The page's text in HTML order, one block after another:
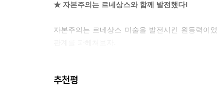
제대화는 이 시기 교회 미술에서 가장 아름다운 미
종교적 우상이라기보다는 그저 자기들 삶의 일부
★ 자본주의는 르네상스와 함께 발전했다!
자본주의는 르네상스 미술을 발전시킨 원동력이
추천평